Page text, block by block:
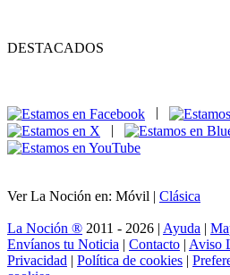
DESTACADOS
|
|
Ver La Noción en: Móvil | Clásica
La Noción ® 2011 - 2026 | Ayuda |
Envíanos tu Noticia | Contacto | Aviso
Privacidad | Política de cookies |